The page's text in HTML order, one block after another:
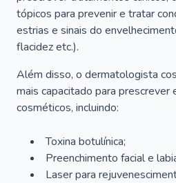
tópicos para prevenir e tratar
estrias e sinais do
flacidez etc.).
Além disso, o dermatologista
mais capacitado para prescrever
cosméticos, incluindo:
Toxina botulínica;
Preenchimento facial e
Laser para